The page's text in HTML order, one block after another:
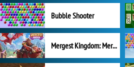
Bubble Shooter
Mergest Kingdom: Merge Puzzle